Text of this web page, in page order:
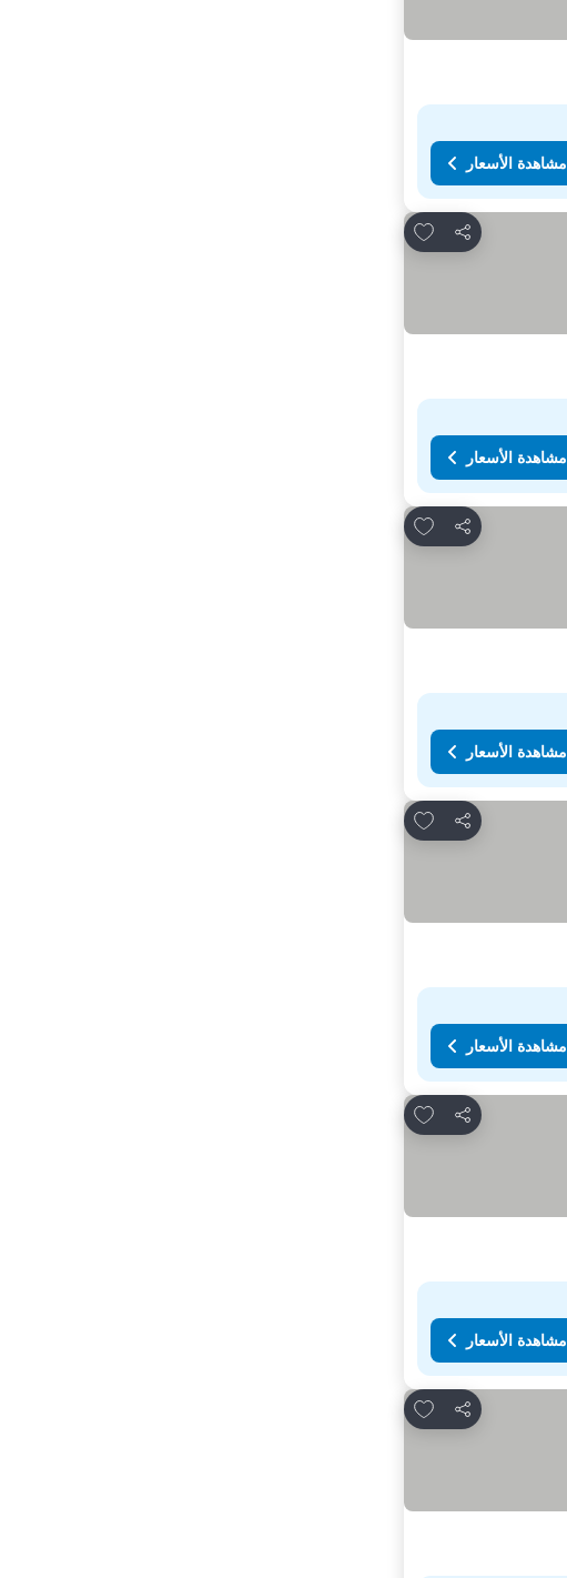
مشاهدة الأسعار
مشاركة
Add to favorites
مشاهدة الأسعار
مشاركة
Add to favorites
مشاهدة الأسعار
مشاركة
Add to favorites
مشاهدة الأسعار
مشاركة
Add to favorites
مشاهدة الأسعار
مشاركة
Add to favorites